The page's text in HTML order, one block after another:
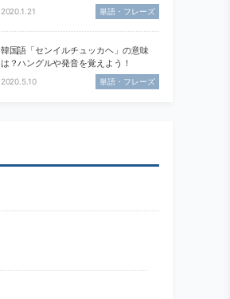
2020.1.21 単語・フレーズ
韓国語「センイルチュッカヘ」の意味
は？ハングルや発音を覚えよう！
2020.5.10 単語・フレーズ